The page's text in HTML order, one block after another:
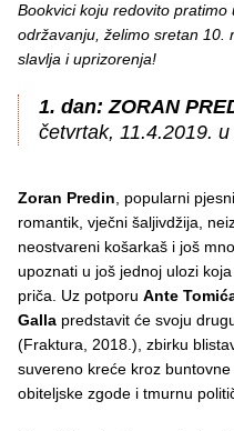
Bookvici koju redovito
održavanju, želimo sretan 10.
slavlja i uprizorenja!
1. dan: ZORAN
četvrtak, 11.4.2019.
Zoran Predin , popularni
romantik, vječni šaljivdžija,
neostvareni košarkaš i još
upoznati u još jednoj ulozi
priča. Uz potporu Ante
Galla predstavit će svoju
(Fraktura, 2018.), zbirku
suvereno kreće kroz
obiteljske zgode i tmurnu